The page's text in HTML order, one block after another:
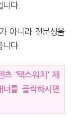
다.
아니라 전문성을
다.
츠 '택스워치' 채
를 클릭하시면